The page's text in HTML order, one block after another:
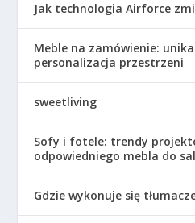
Jak technologia Airforce
Meble na zamówienie:
personalizacja przestrzeni
sweetliving
Sofy i fotele: trendy
odpowiedniego mebla do
Gdzie wykonuje się